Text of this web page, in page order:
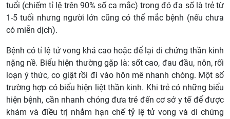
tuổi (chiếm tỉ lệ trên 90% số ca mắc) trong đó đa số là trẻ từ
1-5 tuổi nhưng người lớn cũng có thể mắc bệnh (nếu chưa
có miễn dịch).
Bệnh có tỉ lệ tử vong khá cao hoặc để lại di chứng thần kinh
nặng nề. Biểu hiện thường gặp là: sốt cao, đau đầu, nôn, rối
loạn ý thức, co giật rồi đi vào hôn mê nhanh chóng. Một số
trường hợp có biểu hiện liệt thần kinh. Khi trẻ có những biểu
hiện bệnh, cần nhanh chóng đưa trẻ đến cơ sở y tế để được
khám và điều trị nhằm hạn chế tỷ lệ tử vong và di chứng